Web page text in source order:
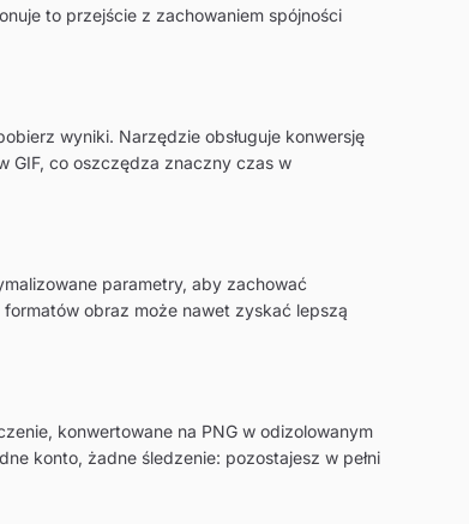
to przejście z zachowaniem spójności
wyniki. Narzędzie obsługuje konwersję
GIF, co oszczędza znaczny czas w
parametry, aby zachować
obraz może nawet zyskać lepszą
konwertowane na PNG w odizolowanym
konto, żadne śledzenie: pozostajesz w pełni